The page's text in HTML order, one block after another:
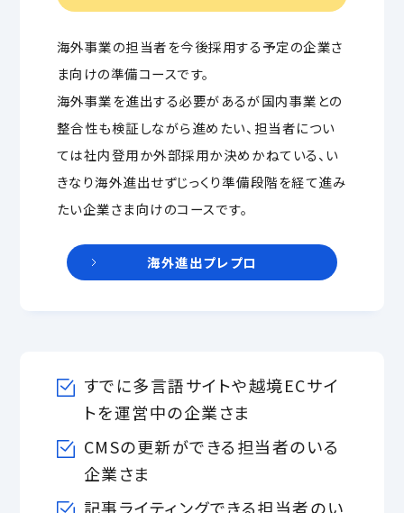
海外事業の担当者を今後採用する予定の企業さ
ま向けの準備コースです。
海外事業を進出する必要があるが国内事業との
整合性も検証しながら進めたい、担当者につい
ては社内登用か外部採用か決めかねている、い
きなり海外進出せずじっくり準備段階を経て進み
たい企業さま向けのコースです。
海外進出プレプロ
すでに多言語サイトや越境ECサイ
トを運営中の企業さま
CMSの更新ができる担当者のいる
企業さま
記事ライティングできる担当者のい